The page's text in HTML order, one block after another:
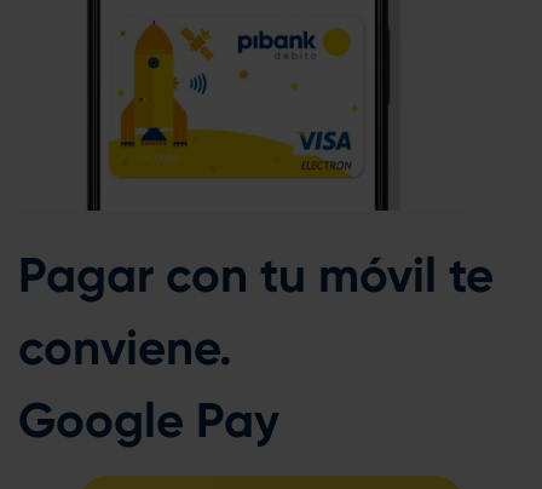
Pagar con tu móvil te
conviene.
Google Pay